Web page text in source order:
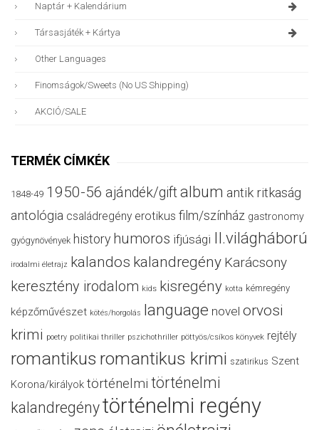
Naptár + Kalendárium
Társasjáték + Kártya
Other Languages
Finomságok/sweets (no US Shipping)
AKCIÓ/SALE
TERMÉK CÍMKÉK
1848-49 1950-56 ajándék/giftalbum antik ritkaság
antológia családregény erotikus film/színház gastronomy
gyógynövények history humoros ifjúsági II.világháború
irodalmi életrajz kalandos kalandregény Karácsony
keresztény irodalom kids kisregény kotta kémregény
képzőművészet kötés/horgolás language novel orvosi
krimi poetry politikai thriller pszichothriller pöttyös/csíkos könyvek rejtély
romantikus romantikus krimi szatirikus Szent
Korona/királyok történelmi történelmi
kalandregénytörténelmi regény